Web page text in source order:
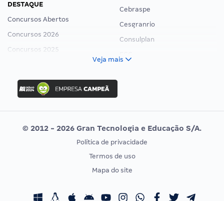
DESTAQUE
Concursos Abertos
Concursos 2026
Concursos 2025
Concurso Ibama
Concurso MPU
Editais publicados
Cebraspe
Cesgranrio
Consulplan
Vunesp
CONCURSOS POR PROFISSÃO
Concursos Fiscais
EXAME DE ORDEM
Calendário OAB
Veja mais
© 2012 - 2026 Gran Tecnologia e Educação S/A.
Política de privacidade
Termos de uso
Mapa do site